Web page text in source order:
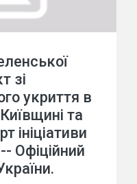
зі
укриття в
та
ініціативи
Офіційний